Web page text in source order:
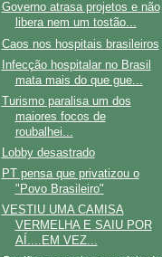
Governo atrasa projetos e não
libera nem um tostão...
Caos nos hospitais brasileiros
Infecção hospitalar no Brasil
mata mais do que gue...
Turismo paralisa um dos
maiores focos de
roubalhei...
Lobby desastrado
PT pensa que privatizou o
"Povo Brasileiro"
VESTIU UMA CAMISA
VERMELHA E SAIU POR
AÍ....EM VEZ...